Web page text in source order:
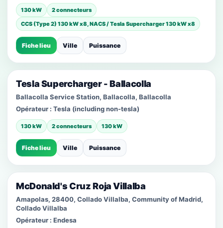
130 kW
2 connecteurs
CCS (Type 2) 130 kW x8, NACS / Tesla Supercharger 130 kW x8
Fiche lieu Ville Puissance
Tesla Supercharger - Ballacolla
Ballacolla Service Station, Ballacolla, Ballacolla
Opérateur : Tesla (including non-tesla)
130 kW 2 connecteurs 130 kW
Fiche lieu Ville Puissance
McDonald's Cruz Roja Villalba
Amapolas, 28400, Collado Villalba, Community of Madrid,
Collado Villalba
Opérateur : Endesa